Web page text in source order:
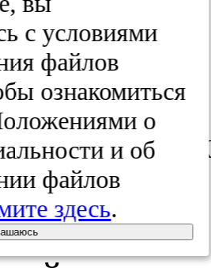
с условиями
файлов
ознакомиться
о
и об
файлов
здесь.